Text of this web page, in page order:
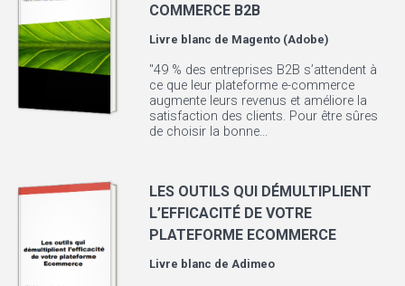
COMMERCE B2B
Livre blanc de Magento (Adobe)
"49 % des entreprises B2B s’attendent à
ce que leur plateforme e-commerce
augmente leurs revenus et améliore la
satisfaction des clients. Pour être sûres
de choisir la bonne...
LES OUTILS QUI DÉMULTIPLIENT
L’EFFICACITÉ DE VOTRE
PLATEFORME ECOMMERCE
Livre blanc de Adimeo